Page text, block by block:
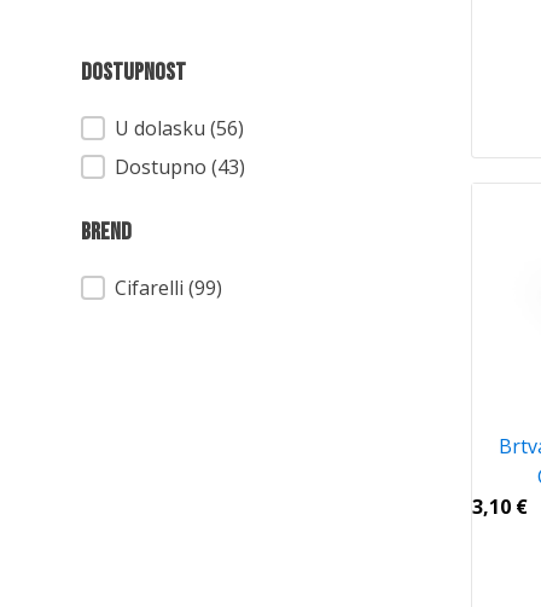
Dostupnost
Dostupnost
U dolasku (56)
Dostupno (43)
Brend
BrendCifarelli(99)
3,10 €